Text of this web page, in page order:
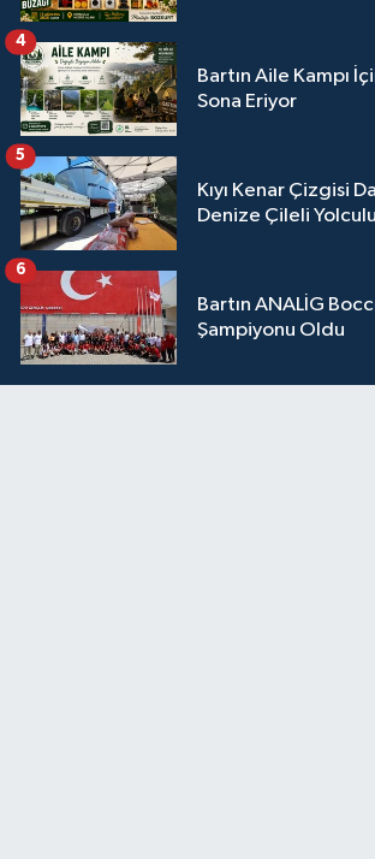
Bartın Aile Kampı
Sona Eriyor
4
Kıyı Kenar Çizgisi
Denize Çileli
5
Bartın ANALİG
Şampiyonu Oldu
6